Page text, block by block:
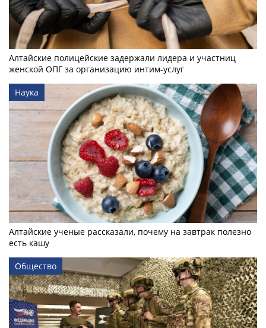
Алтайские полицейские задержали лидера и участниц
женской ОПГ за организацию интим-услуг
Наука
Алтайские ученые рассказали, почему на завтрак полезно
есть кашу
Общество